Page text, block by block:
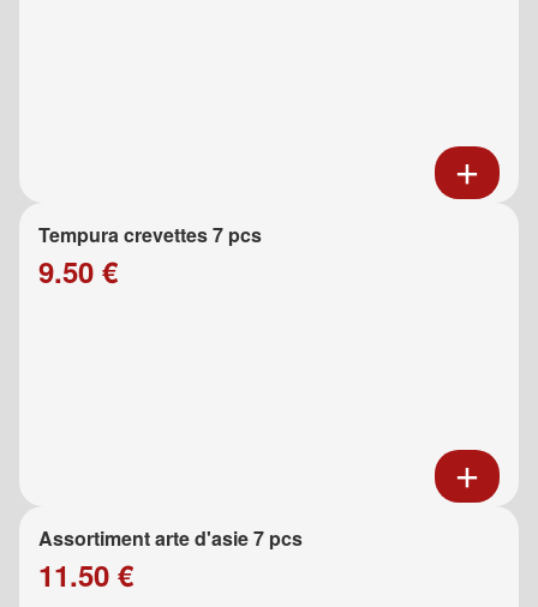
Tempura crevettes 7 pcs
9.50 €
Assortiment arte d'asie 7 pcs
11.50 €